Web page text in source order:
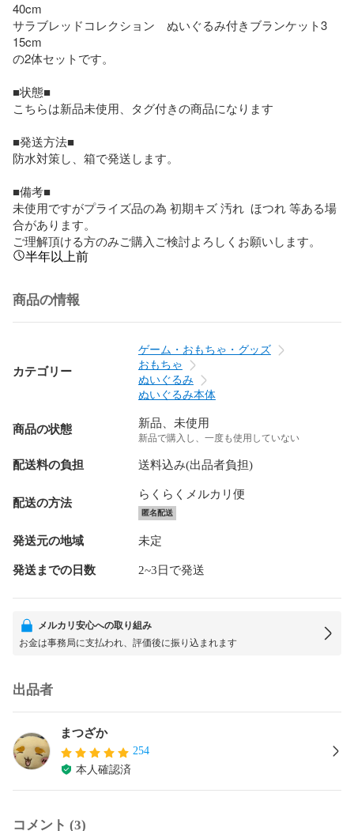
40cm
サラブレッドコレクション　ぬいぐるみ付きブランケット3
15cm
の2体セットです。
■状態■
こちらは新品未使用、タグ付きの商品になります
■発送方法■
防水対策し、箱で発送します。
■備考■
未使用ですがプライズ品の為 初期キズ 汚れ  ほつれ 等ある場
合があります。
ご理解頂ける方のみご購入ご検討よろしくお願いします。
半年以上前
商品の情報
カテゴリー
ゲーム・おもちゃ・グッズ
おもちゃ
ぬいぐるみ
ぬいぐるみ本体
商品の状態 新品、未使用
新品で購入し、一度も使用していない
配送料の負担 送料込み(出品者負担)
配送の方法
らくらくメルカリ便
匿名配送
発送元の地域 未定
発送までの日数 2~3日で発送
メルカリ安心への取り組み
お金は事務局に支払われ、評価後に振り込まれます
出品者
まつざか
254
本人確認済
コメント (3)